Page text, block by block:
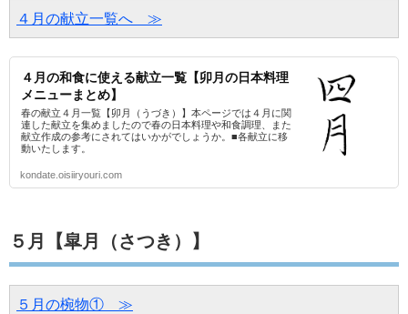
４月の献立一覧へ　≫
４月の和食に使える献立一覧【卯月の日本料理
メニューまとめ】
春の献立４月一覧【卯月（うづき）】本ページでは４月に関
連した献立を集めましたので春の日本料理や和食調理、また
献立作成の参考にされてはいかがでしょうか。■各献立に移
動いたします。
kondate.oisiiryouri.com
５月【皐月（さつき）】
５月の椀物①　≫